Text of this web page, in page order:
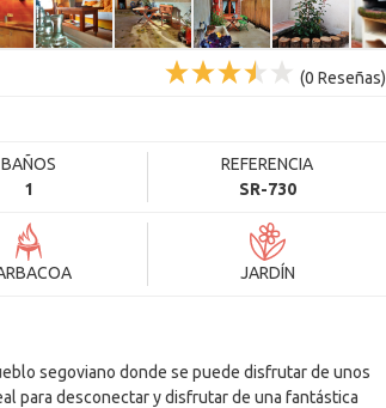
(0 Reseñas)
BAÑOS
1
REFERENCIA
SR-730
JARDÍN
segoviano donde se puede disfrutar de unos
para desconectar y disfrutar de una fantástica